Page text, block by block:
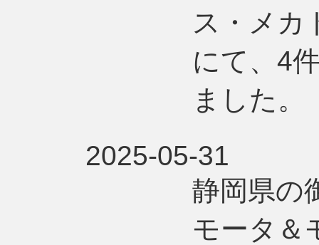
ス・メカ
にて、4
ました。
2025-05-31
静岡県の
モータ＆